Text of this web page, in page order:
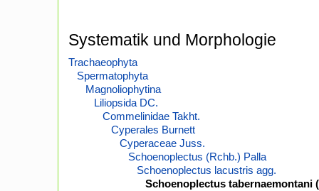
Systematik und Morphologie
Trachaeophyta
Spermatophyta
Magnoliophytina
Liliopsida DC.
Commelinidae Takht.
Cyperales Burnett
Cyperaceae Juss.
Schoenoplectus (Rchb.) Palla
Schoenoplectus lacustris agg.
Schoenoplectus tabernaemontani